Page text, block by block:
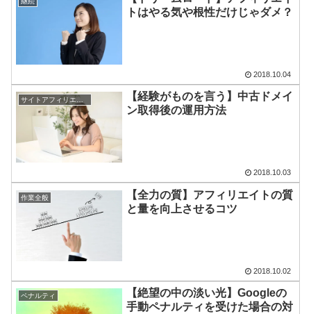
トはやる気や根性だけじゃダメ？
2018.10.04
サイトアフィリエイト
【経験がものを言う】中古ドメイ
ン取得後の運用方法
2018.10.03
作業全般
【全力の質】アフィリエイトの質
と量を向上させるコツ
2018.10.02
ペナルティ
【絶望の中の淡い光】Googleの
手動ペナルティを受けた場合の対